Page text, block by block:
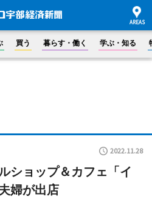
買う 暮らす・働く 学ぶ・知る
2022.11.28
ショップ＆カフェ「イ
婦が出店